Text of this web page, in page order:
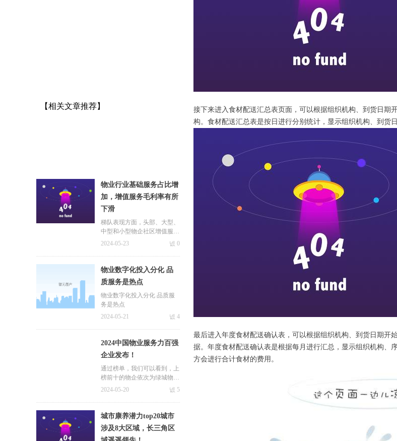
接下来进入食材配送汇总表页面，可以根据组织机构、到货日期
构。食材配送汇总表是按日进行分别统计，显示组织机构、到货
最后进入年度食材配送确认表，可以根据组织机构、到货日期开
据。年度食材配送确认表是根据每月进行汇总，显示组织机构、
方会进行合计食材的费用。
【相关文章推荐】
物业行业基础服务占比增
加，增值服务毛利率有所
下滑
梯队表现方面，头部、大型、
中型和小型物企社区增值服务
平均毛利率分别为31.9%、31.
物企与去年同期持平外，其余
梯队均有一定幅度的下滑，头
部、大型和小型物企平均毛利
率分别下降4.6、0.7和3.4个百
分点。
넶 0
2024-05-23
物业数字化投入分化 品
质服务是热点
物业数字化投入分化 品质服
务是热点
넶 4
2024-05-21
2024中国物业服务力百强
企业发布！
通过榜单，我们可以看到，上
榜前十的物企依次为绿城物业
服务、保利物业服务、中海物
茂服务、华润万象、金科智慧
服务、长城物业与上海永升物
业并列第9，金茂物业与新城
悦服务并列第10。
넶 5
2024-05-20
城市康养潜力top20城市
涉及8大区域，长三角区